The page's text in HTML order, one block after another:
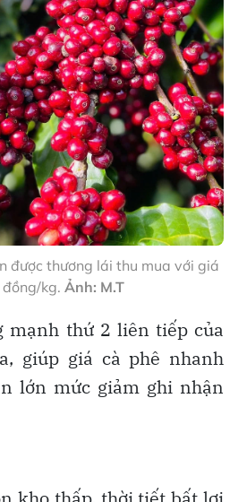
được thương lái thu mua với giá
kg. Ảnh: M.T
mạnh thứ 2 liên tiếp của
giúp giá cà phê nhanh
lớn mức giảm ghi nhận